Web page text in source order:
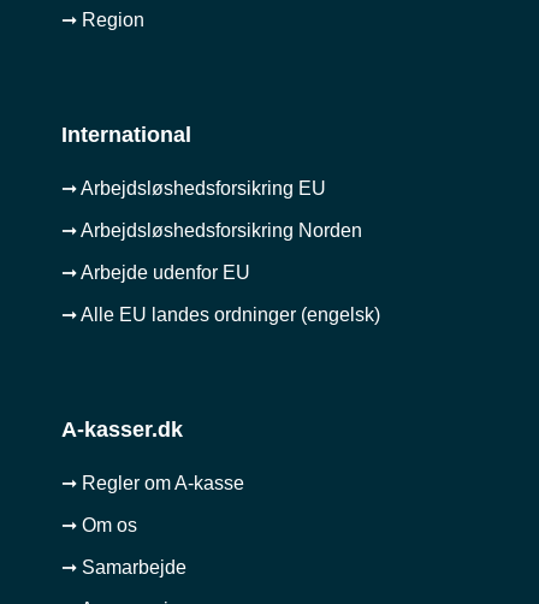
➞ Region
International
➞ Arbejdsløshedsforsikring EU
➞ Arbejdsløshedsforsikring Norden
➞ Arbejde udenfor EU
➞ Alle EU landes ordninger (engelsk)
A-kasser.dk
➞ Regler om A-kasse
➞ Om os
➞ Samarbejde